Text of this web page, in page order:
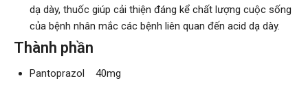
dạ dày, thuốc giúp cải thiện đáng kể chất lượng cuộc sống
của bệnh nhân mắc các bệnh liên quan đến acid dạ dày.
Thành phần
Pantoprazol 40mg